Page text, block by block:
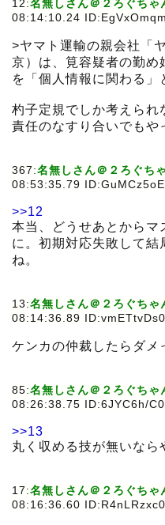
12:名無しさん＠２ろぐちゃ
08:14:10.24
>ヤマト運輸の親会社「
京）は、筧容疑者の勤め
を「個人情報に関わる」
杓子定規でしか考えられ
責任のなすり合いでもや
367:名無しさん＠２ろぐち
08:53:35.79
>>12
本当、どうせあとからマ
に。初期対応失敗して
ね。
13:名無しさん＠２ろぐちゃ
08:14:36.89 ID:vmETtvDs0
ケンカの仲裁したらダメ
85:名無しさん＠２ろぐちゃ
08:26:38.75 ID:6JYC6h/C0
>>13
丸く収める技が無いなら
17:名無しさん＠２ろぐちゃ
08:16:36.60 ID:R4nLRzxc0